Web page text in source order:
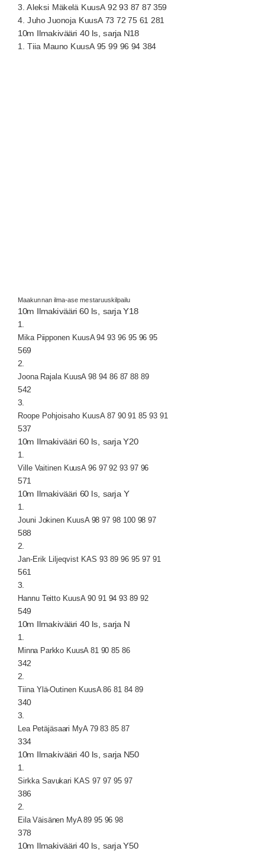
3. Aleksi Mäkelä KuusA 92 93 87 87 359
4. Juho Juonoja KuusA 73 72 75 61 281
10m Ilmakivääri 40 ls, sarja N18
1. Tiia Mauno KuusA 95 99 96 94 384
Maakunnan ilma-ase mestaruuskilpailu
10m Ilmakivääri 60 ls, sarja Y18
1.
Mika Piipponen KuusA 94 93 96 95 96 95
569
2.
Joona Rajala KuusA 98 94 86 87 88 89
542
3.
Roope Pohjoisaho KuusA 87 90 91 85 93 91
537
10m Ilmakivääri 60 ls, sarja Y20
1.
Ville Vaitinen KuusA 96 97 92 93 97 96
571
10m Ilmakivääri 60 ls, sarja Y
1.
Jouni Jokinen KuusA 98 97 98 100 98 97
588
2.
Jan-Erik Liljeqvist KAS 93 89 96 95 97 91
561
3.
Hannu Teitto KuusA 90 91 94 93 89 92
549
10m Ilmakivääri 40 ls, sarja N
1.
Minna Parkko KuusA 81 90 85 86
342
2.
Tiina Ylä-Outinen KuusA 86 81 84 89
340
3.
Lea Petäjäsaari MyA 79 83 85 87
334
10m Ilmakivääri 40 ls, sarja N50
1.
Sirkka Savukari KAS 97 97 95 97
386
2.
Eila Väisänen MyA 89 95 96 98
378
10m Ilmakivääri 40 ls, sarja Y50